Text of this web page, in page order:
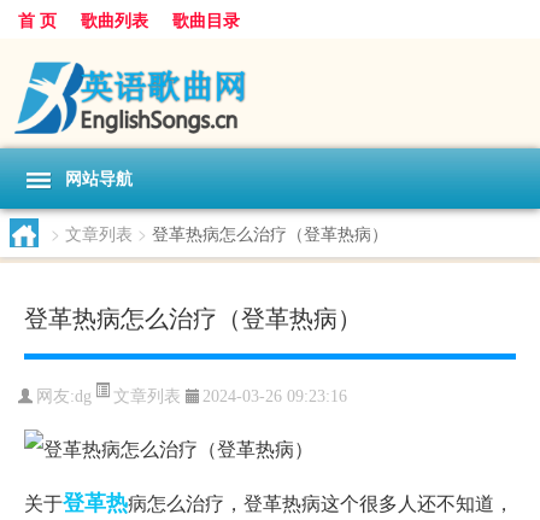
首 页 歌曲列表 歌曲目录
网站导航
> 文章列表 > 登革热病怎么治疗（登革热病）
登革热病怎么治疗（登革热病）
网友:dg 文章列表 2024-03-26 09:23:16
关于登革热病怎么治疗，登革热病这个很多人还不知道，